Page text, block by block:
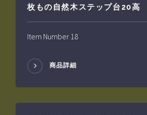
枚もの自然木ステップ台20高
Item Number 18
商品詳細